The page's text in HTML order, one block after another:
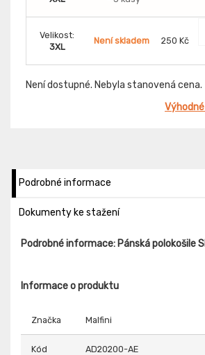
Velikost:
3XL
Není skladem 250 Kč
Není dostupné. Nebyla stanovená cena.
Podrobné informace
Dokumenty ke stažení
Podrobné informace: Pánská polokošile
Informace o produktu
Značka Malfini
Kód AD20200-AE